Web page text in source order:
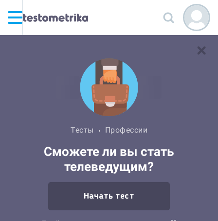
Тесты Профессии
Сможете ли вы стать
телеведущим?
Начать тест